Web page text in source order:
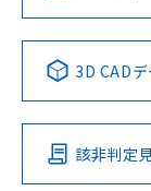
Pb
No
その他
3D CADデ
該非判定